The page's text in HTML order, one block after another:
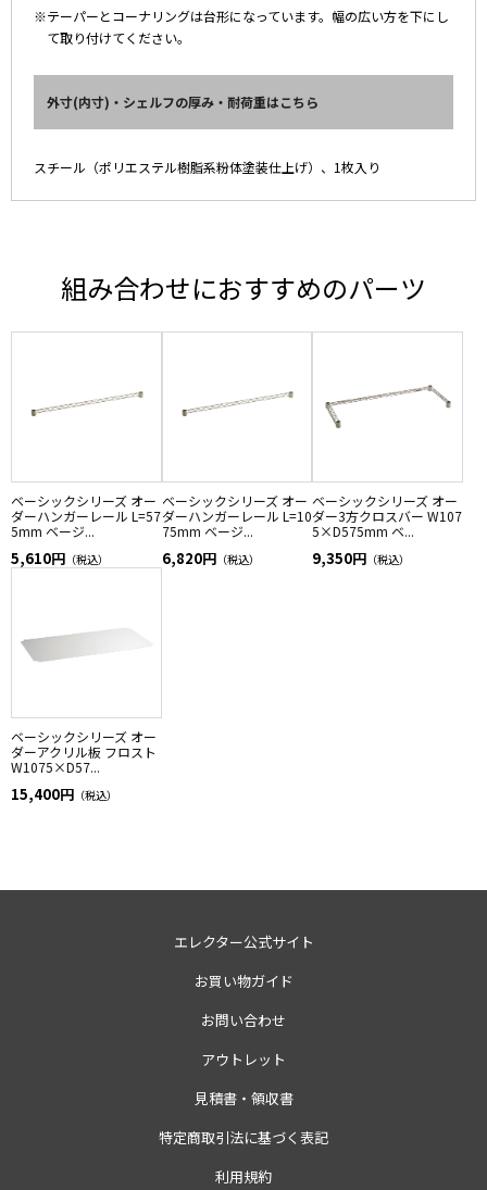
※テーパーとコーナリングは台形になっています。幅の広い方を下にし
て取り付けてください。
外寸(内寸)・シェルフの厚み・耐荷重はこちら
スチール（ポリエステル樹脂系粉体塗装仕上げ）、1枚入り
組み合わせにおすすめのパーツ
ベーシックシリーズ オー
ダーハンガーレール L=57
5mm ベージ...
5,610円 （税込）
ベーシックシリーズ オー
ダーハンガーレール L=10
75mm ベージ...
6,820円 （税込）
ベーシックシリーズ オー
ダー3方クロスバー W107
5×D575mm ベ...
9,350円 （税込）
ベーシックシリーズ オー
ダーアクリル板 フロスト
W1075×D57...
15,400円 （税込）
エレクター公式サイト
お買い物ガイド
お問い合わせ
アウトレット
見積書・領収書
特定商取引法に基づく表記
利用規約